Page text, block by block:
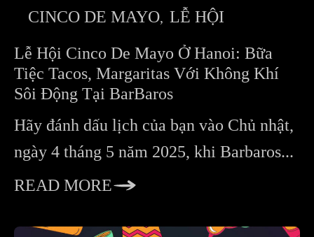
CINCO DE MAYO LỄ HỘI
Lễ Hội Cinco De Mayo Ở Hanoi: Bữa
Tiệc Tacos, Margaritas Với Không Khí
Sôi Động Tại BarBaros
Hãy đánh dấu lịch của bạn vào Chủ nhật,
ngày 4 tháng 5 năm 2025, khi Barbaros...
READ MORE